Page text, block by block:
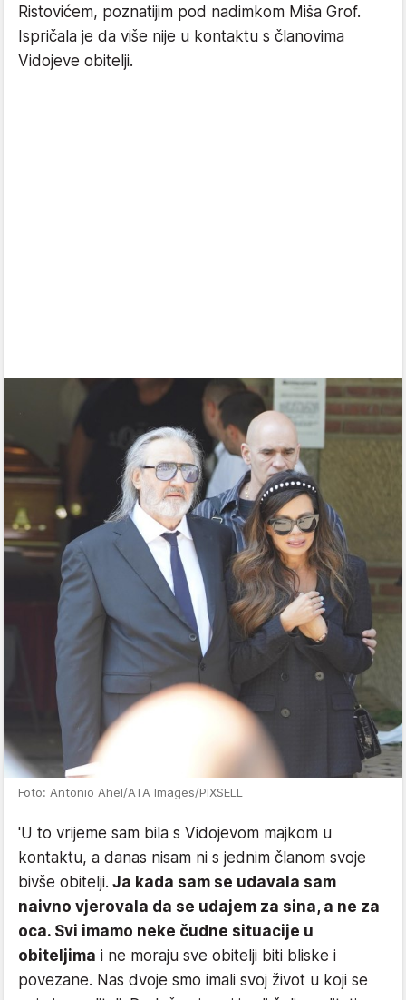
Ristovićem, poznatijim pod nadimkom Miša Grof.
Ispričala je da više nije u kontaktu s članovima
Vidojeve obitelji.
Foto: Antonio Ahel/ATA Images/PIXSELL
'U to vrijeme sam bila s Vidojevom majkom u
kontaktu, a danas nisam ni s jednim članom svoje
bivše obitelji. Ja kada sam se udavala sam
naivno vjerovala da se udajem za sina, a ne za
oca. Svi imamo neke čudne situacije u
obiteljima i ne moraju sve obitelji biti bliske i
povezane. Nas dvoje smo imali svoj život u koji se